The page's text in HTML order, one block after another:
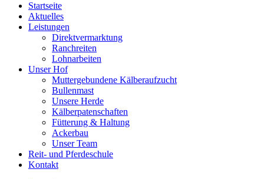
Startseite
Aktuelles
Leistungen
Direktvermarktung
Ranchreiten
Lohnarbeiten
Unser Hof
Muttergebundene Kälberaufzucht
Bullenmast
Unsere Herde
Kälberpatenschaften
Fütterung & Haltung
Ackerbau
Unser Team
Reit- und Pferdeschule
Kontakt